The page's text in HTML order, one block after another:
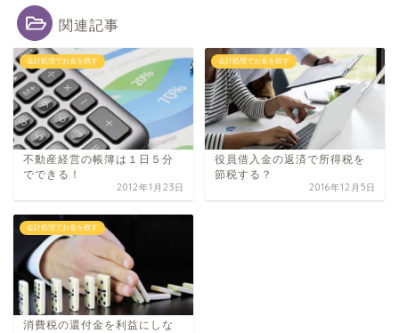
関連記事
会計処理でお金を残す
不動産経​営の帳簿は１日５分
で​できる！
2012年1月23日
会計処理でお金を残す
役員借入金の返済で所得税を
節税する？
2016年12月5日
会計処理でお金を残す
消費税の還付金を利益にしな